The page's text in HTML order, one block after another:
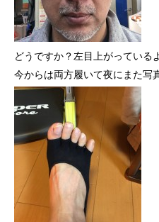
どうですか？左目上がっている
今からは両方履いて夜にまた写